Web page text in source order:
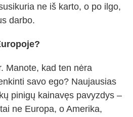
ne iš karto, o po ilgo,
darbo.
Manote, kad ten nėra
savo ego? Naujausias
pinigų kainavęs pavyzdys –
ne Europa, o Amerika,